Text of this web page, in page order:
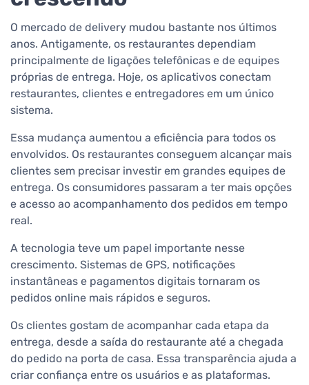
O mercado de delivery mudou bastante nos últimos
anos. Antigamente, os restaurantes dependiam
principalmente de ligações telefônicas e de equipes
próprias de entrega. Hoje, os aplicativos conectam
restaurantes, clientes e entregadores em um único
sistema.
Essa mudança aumentou a eficiência para todos os
envolvidos. Os restaurantes conseguem alcançar mais
clientes sem precisar investir em grandes equipes de
entrega. Os consumidores passaram a ter mais opções
e acesso ao acompanhamento dos pedidos em tempo
real.
A tecnologia teve um papel importante nesse
crescimento. Sistemas de GPS, notificações
instantâneas e pagamentos digitais tornaram os
pedidos online mais rápidos e seguros.
Os clientes gostam de acompanhar cada etapa da
entrega, desde a saída do restaurante até a chegada
do pedido na porta de casa. Essa transparência ajuda a
criar confiança entre os usuários e as plataformas.